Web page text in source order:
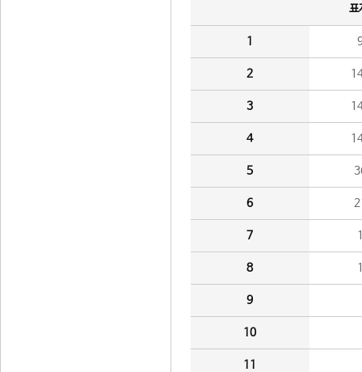
표
1
2
3
4
5
6
7
8
9
10
11